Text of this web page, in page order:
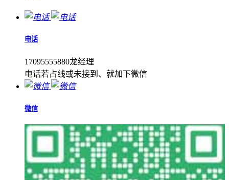
电话
17095555880龙经理
电话若占线或未接到、就加下微信
微信